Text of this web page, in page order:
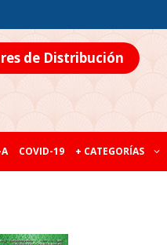
de Distribución
COVID-19 + CATEGORÍAS